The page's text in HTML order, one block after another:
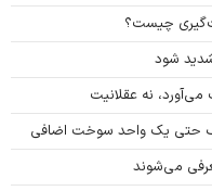
چیست؟
شود
نه عقلانیت
می‌شوند